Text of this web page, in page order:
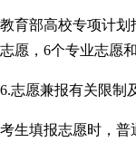
教育部高校专项计划
志愿，6个专业志愿
6.志愿兼报有关限制
考生填报志愿时，普